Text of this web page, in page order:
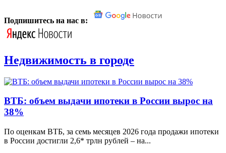
Подпишитесь на нас в:
Недвижимость в городе
ВТБ: объем выдачи ипотеки в России вырос на
38%
По оценкам ВТБ, за семь месяцев 2026 года продажи ипотеки
в России достигли 2,6* трлн рублей – на...